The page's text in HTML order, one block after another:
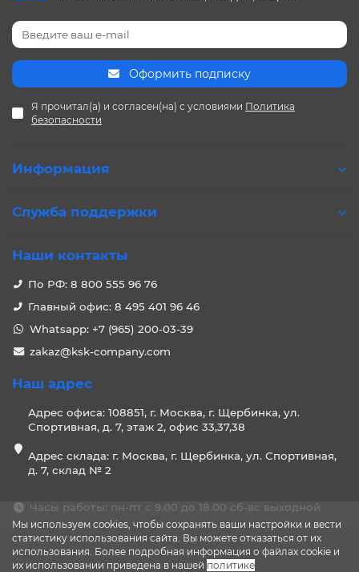
Мы используем cookies, чтобы сохранять ваши настройки и вести
статистику использования сайта. Вы можете отказаться от их
использования. Более подробная информация о файлах cookie и
их использовании приведена в нашей политике
Оформить подписку
Я прочитал(а) и согласен(на) с условиями Политика
безопасности
Информация
Служба поддержки
Наши контакты
По РФ: 8 800 555 96 76
Главный офис: 8 495 401 96 46
Whatsapp: +7 (965) 200-03-39
zakaz@ksk-company.com
Наш адрес
Адрес офиса: 108851, г. Москва, г. Щербинка, ул.
Спортивная, д. 7, этаж 2, офис 33,37,38
Адрес склада: г. Москва, г. Щербинка, ул. Спортивная,
д. 7, склад № 2
Часы работы: пн-пт с 9.00 до 18.00 сб-вс выходной